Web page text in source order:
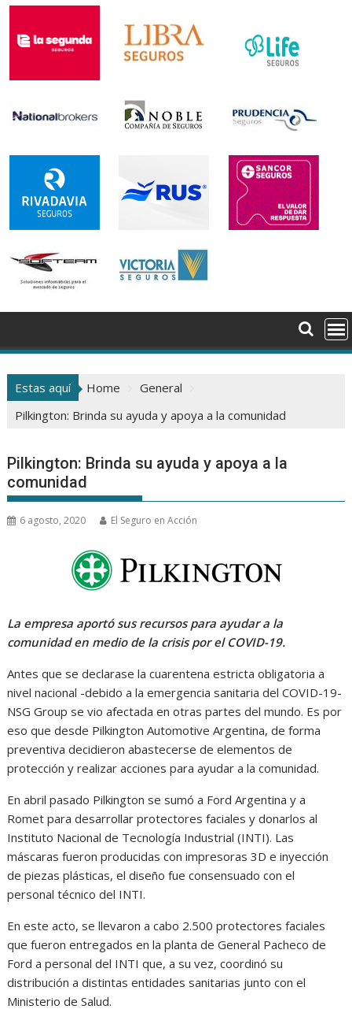
Estas aquí Home
General
Pilkington: Brinda su ayuda y apoya a la comunidad
Pilkington: Brinda su ayuda y apoya a la
comunidad
6 agosto, 2020 El Seguro en Acción
La empresa aportó sus recursos para ayudar a la
comunidad en medio de la crisis por el COVID-19.
Antes que se declarase la cuarentena estricta obligatoria a
nivel nacional -debido a la emergencia sanitaria del COVID-19-
NSG Group se vio afectada en otras partes del mundo. Es por
eso que desde Pilkington Automotive Argentina, de forma
preventiva decidieron abastecerse de elementos de
protección y realizar acciones para ayudar a la comunidad.
En abril pasado Pilkington se sumó a Ford Argentina y a
Romet para desarrollar protectores faciales y donarlos al
Instituto Nacional de Tecnología Industrial (INTI). Las
máscaras fueron producidas con impresoras 3D e inyección
de piezas plásticas, el diseño fue consensuado con el
personal técnico del INTI.
En este acto, se llevaron a cabo 2.500 protectores faciales
que fueron entregados en la planta de General Pacheco de
Ford a personal del INTI que, a su vez, coordinó su
distribución a distintas entidades sanitarias junto con el
Ministerio de Salud.